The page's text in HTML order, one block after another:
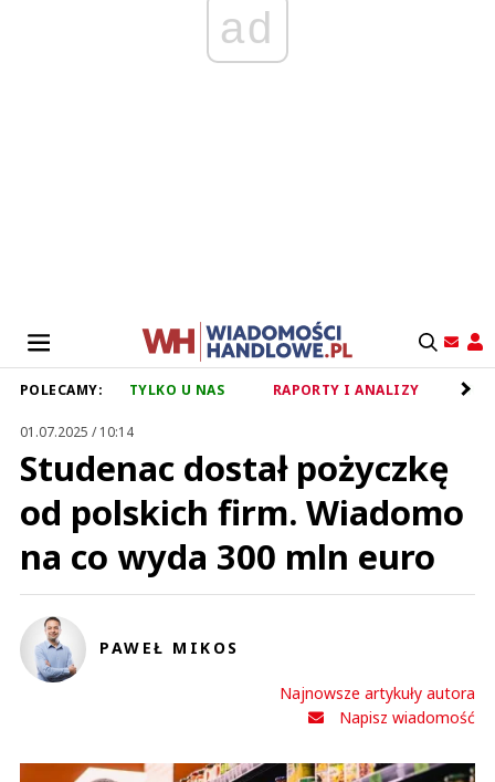
ad
POLECAMY: TYLKO U NAS RAPORTY I ANALIZY
01.07.2025 / 10:14
Studenac dostał pożyczkę
od polskich firm. Wiadomo
na co wyda 300 mln euro
PAWEŁ MIKOS
Najnowsze artykuły autora
Napisz wiadomość